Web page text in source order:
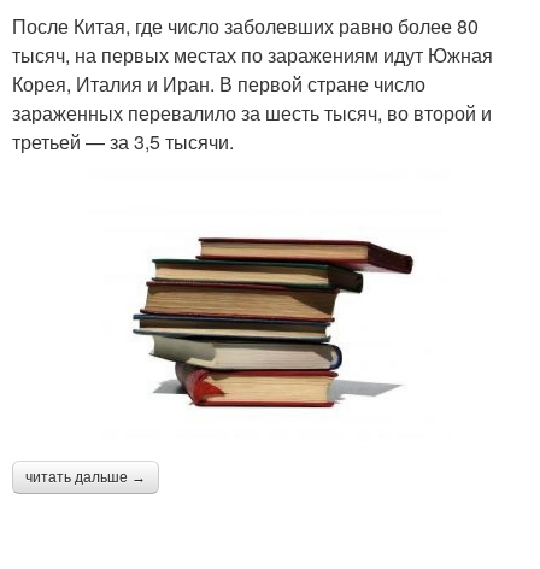
После Китая, где число заболевших равно более 80
тысяч, на первых местах по заражениям идут Южная
Корея, Италия и Иран. В первой стране число
зараженных перевалило за шесть тысяч, во второй и
третьей — за 3,5 тысячи.
читать дальше →